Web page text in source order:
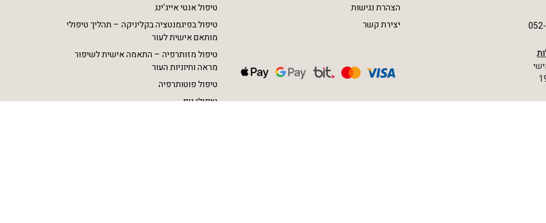
הצהרת נגישות
יצירת קשר
טיפול אנטי אייג’ינג
טיפול בפיגמנטציה בקליניקה – תהליך טיפולי
מותאם אישית לעור
טיפול מזותרפיה – התאמה אישית לשיפור
מראה וחיוניות העור
טיפול פוטותרפיה
טיפולי גוף